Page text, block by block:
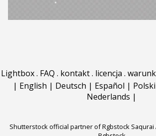
Lightbox. FAQ . kontakt. licencja .
| English | Deutsch | Español | Polski
Nederlands |
Shutterstock official partner of Rgbstock